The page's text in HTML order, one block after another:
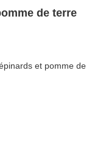
de terre